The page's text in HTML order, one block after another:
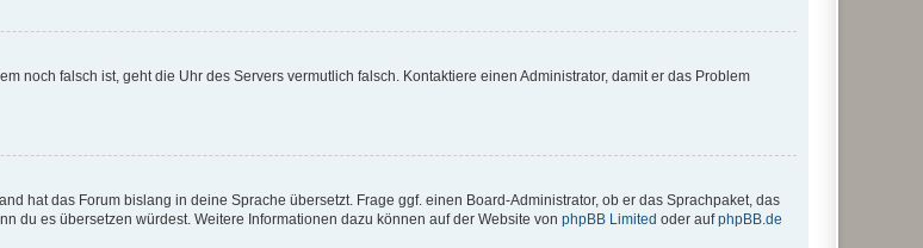
noch falsch ist, geht die Uhr des Servers vermutlich falsch. Kontaktiere einen Administrator, damit er das Problem
hat das Forum bislang in deine Sprache übersetzt. Frage ggf. einen Board-Administrator, ob er das Sprachpaket, das
du es übersetzen würdest. Weitere Informationen dazu können auf der Website von phpBB Limited oder aufphpBB.de